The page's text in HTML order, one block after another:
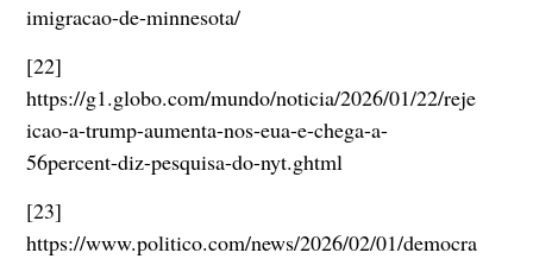
imigracao-de-minnesota/
[22]
https://g1.globo.com/mundo/noticia/2026/01/22/reje
icao-a-trump-aumenta-nos-eua-e-chega-a-
56percent-diz-pesquisa-do-nyt.ghtml
[23]
https://www.politico.com/news/2026/02/01/democra